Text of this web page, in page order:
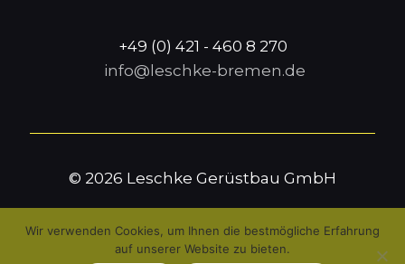
+49 (0) 421 - 460 8 270
info@leschke-bremen.de
© 2026 Leschke Gerüstbau GmbH
Wir verwenden Cookies, um Ihnen die bestmögliche Erfahrung
auf unserer Website zu bieten.